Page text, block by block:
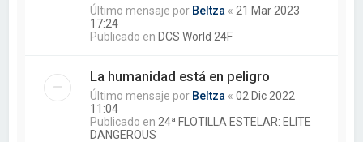
Último mensaje por Beltza « 21 Mar 2023
17:24
Publicado en DCS World 24F
La humanidad está en peligro
Último mensaje por Beltza «02 Dic 2022
11:04
Publicado en 24ª FLOTILLA ESTELAR: ELITE
DANGEROUS